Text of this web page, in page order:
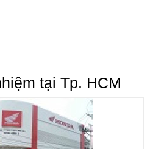
tại Tp. HCM